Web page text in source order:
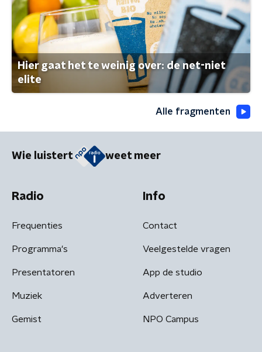
Hier gaat het te weinig over: de net-niet
elite
Alle fragmenten
Wie luistert weet meer
Radio
Frequenties
Programma's
Presentatoren
Muziek
Gemist
Info
Contact
Veelgestelde vragen
App de studio
Adverteren
NPO Campus